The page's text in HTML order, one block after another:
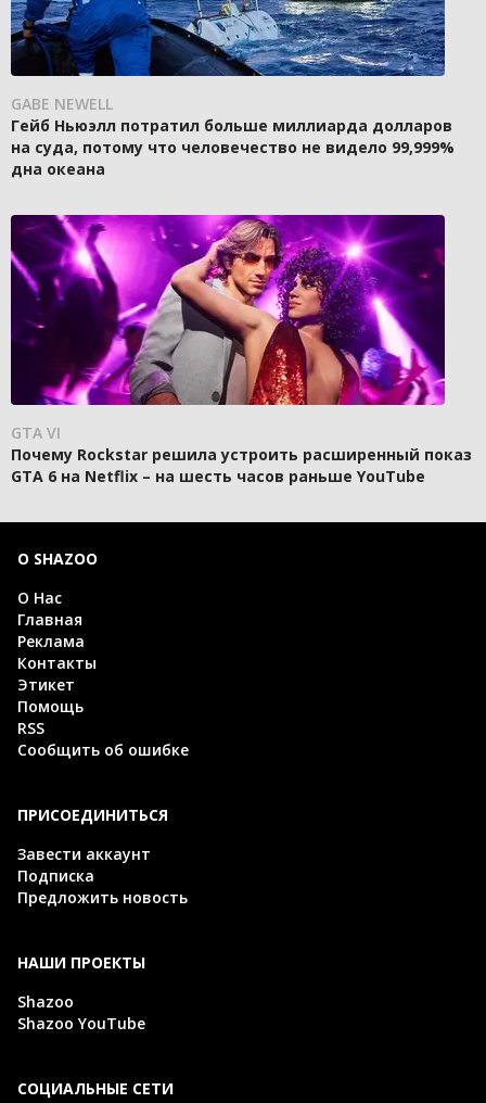
GABE NEWELL
Гейб Ньюэлл потратил больше миллиарда долларов
на суда, потому что человечество не видело 99,999%
дна океана
GTA VI
Почему Rockstar решила устроить расширенный показ
GTA 6 на Netflix – на шесть часов раньше YouTube
О SHAZOO
О Нас
Главная
Реклама
Контакты
Этикет
Помощь
RSS
Сообщить об ошибке
ПРИСОЕДИНИТЬСЯ
Завести аккаунт
Подписка
Предложить новость
НАШИ ПРОЕКТЫ
Shazoo
Shazoo YouTube
СОЦИАЛЬНЫЕ СЕТИ